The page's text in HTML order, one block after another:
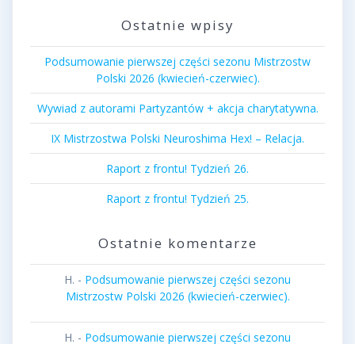
Ostatnie wpisy
Podsumowanie pierwszej części sezonu Mistrzostw
Polski 2026 (kwiecień-czerwiec).
Wywiad z autorami Partyzantów + akcja charytatywna.
IX Mistrzostwa Polski Neuroshima Hex! – Relacja.
Raport z frontu! Tydzień 26.
Raport z frontu! Tydzień 25.
Ostatnie komentarze
H. - Podsumowanie pierwszej części sezonu
Mistrzostw Polski 2026 (kwiecień-czerwiec).
H. - Podsumowanie pierwszej części sezonu